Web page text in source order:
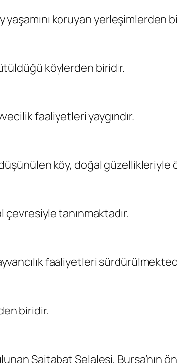
yaşamını koruyan yerleşimlerden
köylerden biridir.
faaliyetleri yaygındır.
köy, doğal güzellikleriyle
tanınmaktadır.
faaliyetleri
biridir.
Saitabat Şelalesi, Bursa’nın